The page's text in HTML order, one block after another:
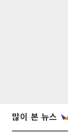
많이 본 뉴스